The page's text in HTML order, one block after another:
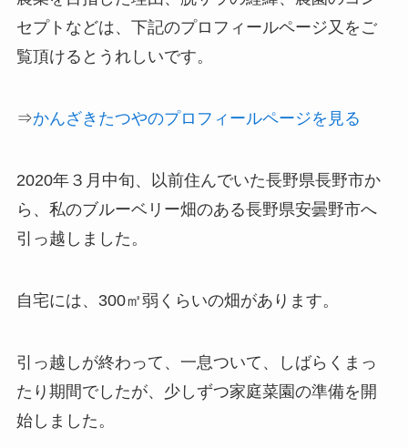
セプトなどは、下記のプロフィールページ又をご
覧頂けるとうれしいです。
⇒かんざきたつやのプロフィールページを見る
2020年３月中旬、以前住んでいた長野県長野市か
ら、私のブルーベリー畑のある長野県安曇野市へ
引っ越しました。
自宅には、300㎡弱くらいの畑があります。
引っ越しが終わって、一息ついて、しばらくまっ
たり期間でしたが、少しずつ家庭菜園の準備を開
始しました。